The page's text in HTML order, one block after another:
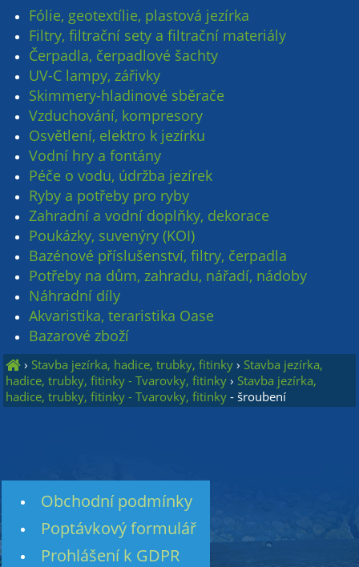
Fólie, geotextílie, plastová jezírka
Filtry, filtrační sety a filtrační materiály
Čerpadla, čerpadlové šachty
UV-C lampy, zářivky
Skimmery-hladinové sběrače
Vzduchování, kompresory
Osvětlení, elektro k jezírku
Vodní hry a fontány
Péče o vodu, údržba jezírek
Ryby a potřeby pro ryby
Zahradní a vodní doplňky, dekorace
Poukázky, suvenýry (KOI)
Bazénové příslušenství, filtry, čerpadla
Potřeby na dům, zahradu, nářadí, nádoby
Náhradní díly
Akvaristika, teraristika Oase
Bazarové zboží
› Stavba jezírka, hadice, trubky, fitinky › Stavba jezírka,
hadice, trubky, fitinky - Tvarovky, fitinky › Stavba jezírka,
hadice, trubky, fitinky - Tvarovky, fitinky - šroubení
Obchodní podmínky
Poptávkový formulář
Prohlášení k GDPR